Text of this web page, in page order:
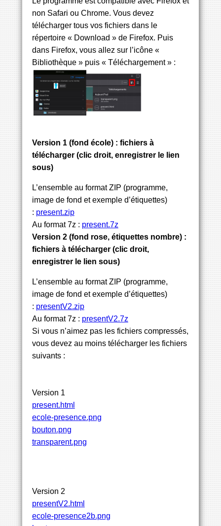
non Safari ou Chrome. Vous devez
télécharger tous vos fichiers dans le
répertoire « Download » de Firefox. Puis
dans Firefox, vous allez sur l’icône «
Bibliothèque » puis « Téléchargement » :
Version 1 (fond école) : fichiers à
télécharger (clic droit, enregistrer le lien
sous)
L’ensemble au format ZIP (programme,
image de fond et exemple d’étiquettes)
: present.zip
Au format 7z : present.7z
Version 2 (fond rose, étiquettes nombre) :
fichiers à télécharger (clic droit,
enregistrer le lien sous)
L’ensemble au format ZIP (programme,
image de fond et exemple d’étiquettes)
: presentV2.zip
Au format 7z : presentV2.7z
Si vous n’aimez pas les fichiers compressés,
vous devez au moins télécharger les fichiers
suivants :
Version 1
present.html
ecole-presence.png
bouton.png
transparent.png
Version 2
presentV2.html
ecole-presence2b.png